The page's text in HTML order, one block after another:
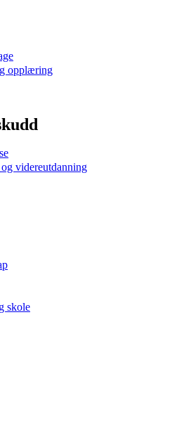
opplæring
videreutdanning
skole